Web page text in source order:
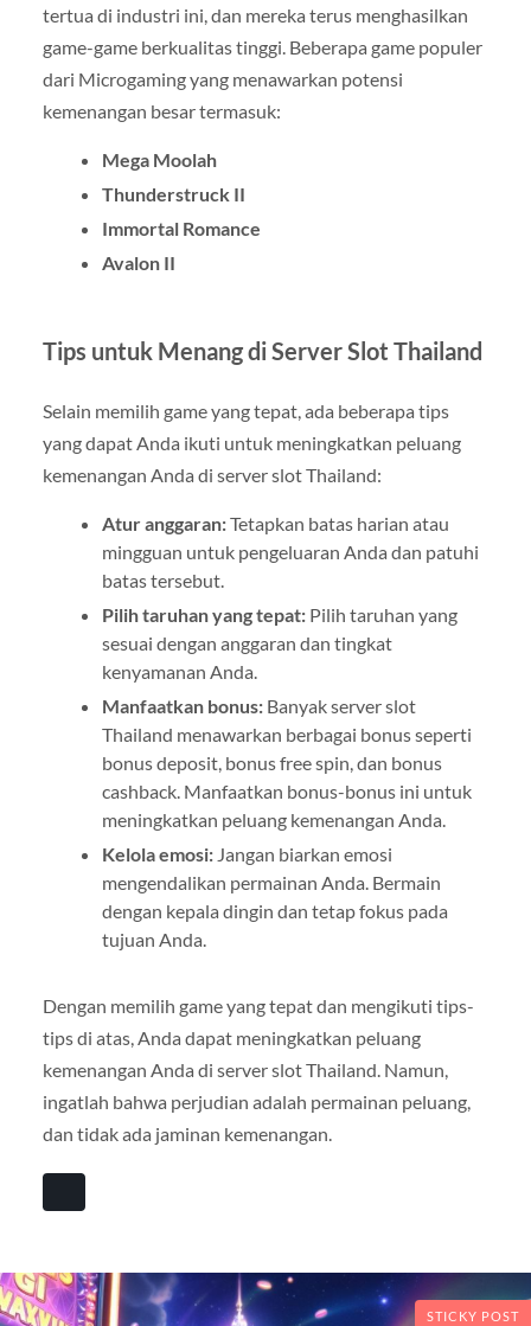
tertua di industri ini, dan mereka terus menghasilkan
game-game berkualitas tinggi. Beberapa game populer
dari Microgaming yang menawarkan potensi
kemenangan besar termasuk:
Mega Moolah
Thunderstruck II
Immortal Romance
Avalon II
Tips untuk Menang di Server Slot Thailand
Selain memilih game yang tepat, ada beberapa tips
yang dapat Anda ikuti untuk meningkatkan peluang
kemenangan Anda di server slot Thailand:
Atur anggaran:Tetapkan batas harian atau
mingguan untuk pengeluaran Anda dan patuhi
batas tersebut.
Pilih taruhan yang tepat:Pilih taruhan yang
sesuai dengan anggaran dan tingkat
kenyamanan Anda.
Manfaatkan bonus:Banyak server slot
Thailand menawarkan berbagai bonus seperti
bonus deposit, bonus free spin, dan bonus
cashback. Manfaatkan bonus-bonus ini untuk
meningkatkan peluang kemenangan Anda.
Kelola emosi:Jangan biarkan emosi
mengendalikan permainan Anda. Bermain
dengan kepala dingin dan tetap fokus pada
tujuan Anda.
Dengan memilih game yang tepat dan mengikuti tips-
tips di atas, Anda dapat meningkatkan peluang
kemenangan Anda di server slot Thailand. Namun,
ingatlah bahwa perjudian adalah permainan peluang,
dan tidak ada jaminan kemenangan.
STICKY POST